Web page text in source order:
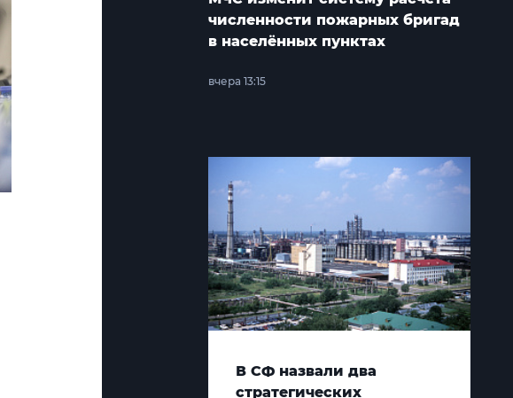
численности пожарных бригад
в населённых пунктах
вчера 13:15
В СФ назвали два
стратегических